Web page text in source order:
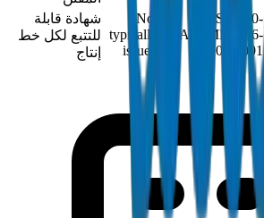
DM-SCH40-
ASTMD2466-
2024-001
Not
typically
issued
شهادة قابلة
للتتبع لكل خط
إنتاج